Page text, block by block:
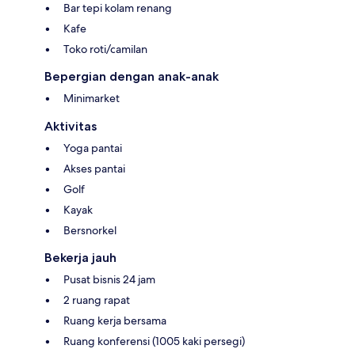
Bar tepi kolam renang
Kafe
Toko roti/camilan
Bepergian dengan anak-anak
Minimarket
Aktivitas
Yoga pantai
Akses pantai
Golf
Kayak
Bersnorkel
Bekerja jauh
Pusat bisnis 24 jam
2 ruang rapat
Ruang kerja bersama
Ruang konferensi (1005 kaki persegi)